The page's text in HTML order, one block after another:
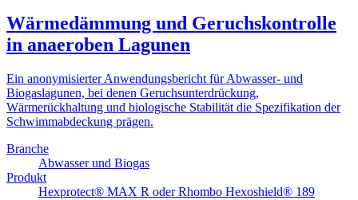
Wärmedämmung und Geruchskontrolle
in anaeroben Lagunen
Ein anonymisierter Anwendungsbericht für Abwasser- und
Biogaslagunen, bei denen Geruchsunterdrückung,
Wärmerückhaltung und biologische Stabilität die Spezifikation der
Schwimmabdeckung prägen.
Branche
Abwasser und Biogas
Produkt
Hexprotect® MAX R oder Rhombo Hexoshield® 189